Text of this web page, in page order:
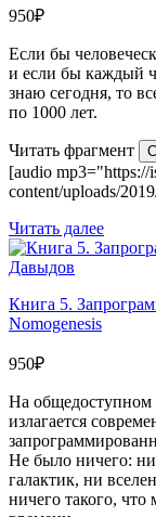
950₽
Если бы
и если бы каждый
знаю сегодня, то
по 1000 лет.
Читать фрагмент
[audio mp3="https://
content/uploads/
Читать далее
Книга 5.
Nomogenesis
950₽
На общедоступном
излагается
Не было ничего:
галактик, ни
ничего такого, что